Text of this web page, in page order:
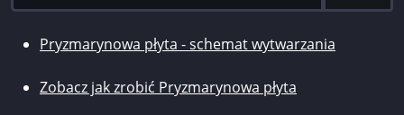
Pryzmarynowa płyta - schemat wytwarzania
Zobacz jak zrobić Pryzmarynowa płyta